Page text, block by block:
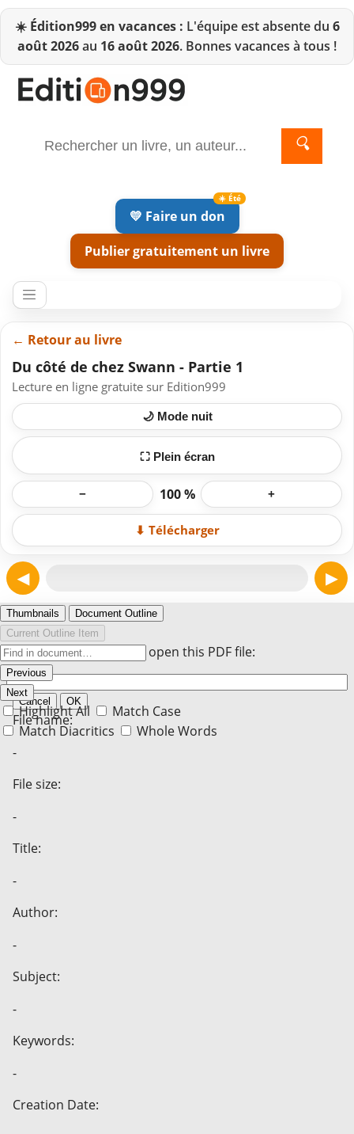
☀️ Édition999 en vacances : L'équipe est absente du 6
août 2026au 16 août 2026. Bonnes vacances à tous !
🔍
💛 Faire un don
Publier gratuitement un livre
← Retour au livre
Du côté de chez Swann - Partie 1
Lecture en ligne gratuite sur Edition999
🌙 Mode nuit
⛶ Plein écran
− 100 % +
⬇ Télécharger
◀ ▶
Thumbnails
Document Outline
Current Outline Item
Previous
Next
Highlight All
Match Case
Match Diacritics
Whole Words
Enter the password to open this PDF file:
Cancel OK
File name:
-
File size:
-
Title:
-
Author:
-
Subject:
-
Keywords:
-
Creation Date: